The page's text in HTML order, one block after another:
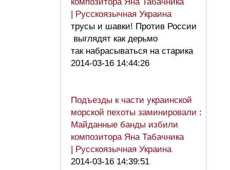
композитора Яна Табачника
| Русскоязычная Украина
трусы и шавки! Против России
выглядят как дерьмо
так набрасываться на старика
2014-03-16 14:44:26
Подъезды к части украинской
морской пехоты заминировали :
Майданные банды избили
композитора Яна Табачника
| Русскоязычная Украина
2014-03-16 14:39:51